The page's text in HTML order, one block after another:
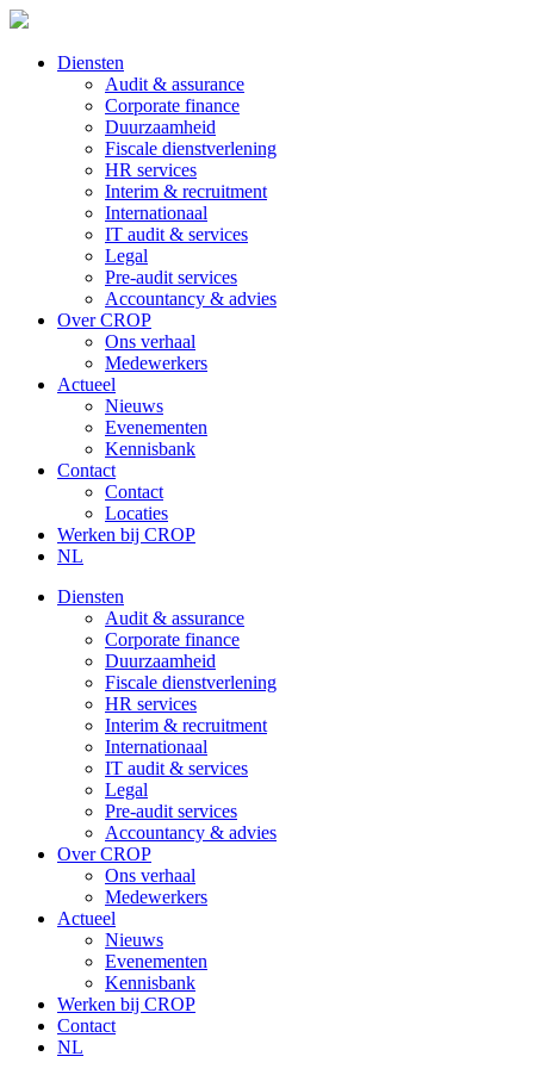
Diensten
Audit & assurance
Corporate finance
Duurzaamheid
Fiscale dienstverlening
HR services
Interim & recruitment
Internationaal
IT audit & services
Legal
Pre-audit services
Accountancy & advies
Over CROP
Ons verhaal
Medewerkers
Actueel
Nieuws
Evenementen
Kennisbank
Contact
Contact
Locaties
Werken bij CROP
NL
Diensten
Audit & assurance
Corporate finance
Duurzaamheid
Fiscale dienstverlening
HR services
Interim & recruitment
Internationaal
IT audit & services
Legal
Pre-audit services
Accountancy & advies
Over CROP
Ons verhaal
Medewerkers
Actueel
Nieuws
Evenementen
Kennisbank
Werken bij CROP
Contact
NL